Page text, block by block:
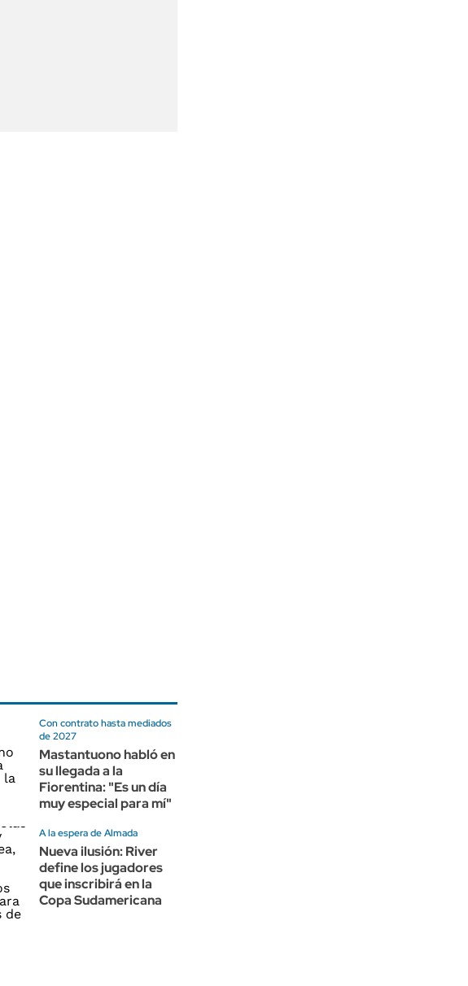
Con contrato hasta mediados
de 2027
Mastantuono habló en
su llegada a la
Fiorentina: "Es un día
muy especial para mí"
A la espera de Almada
Nueva ilusión: River
define los jugadores
que inscribirá en la
Copa Sudamericana